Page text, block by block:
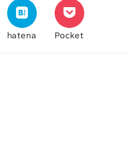
hatena Pocket